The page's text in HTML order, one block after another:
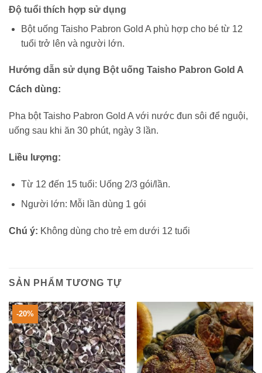
Độ tuổi thích hợp sử dụng
Bột uống Taisho Pabron Gold A phù hợp cho bé từ 12
tuổi trở lên và người lớn.
Hướng dẫn sử dụng Bột uống Taisho Pabron Gold A
Cách dùng:
Pha bột Taisho Pabron Gold A với nước đun sôi để nguội,
uống sau khi ăn 30 phút, ngày 3 lần.
Liều lượng:
Từ 12 đến 15 tuổi: Uống 2/3 gói/lần.
Người lớn: Mỗi lần dùng 1 gói
Chú ý: Không dùng cho trẻ em dưới 12 tuổi
SẢN PHẨM TƯƠNG TỰ
-20%